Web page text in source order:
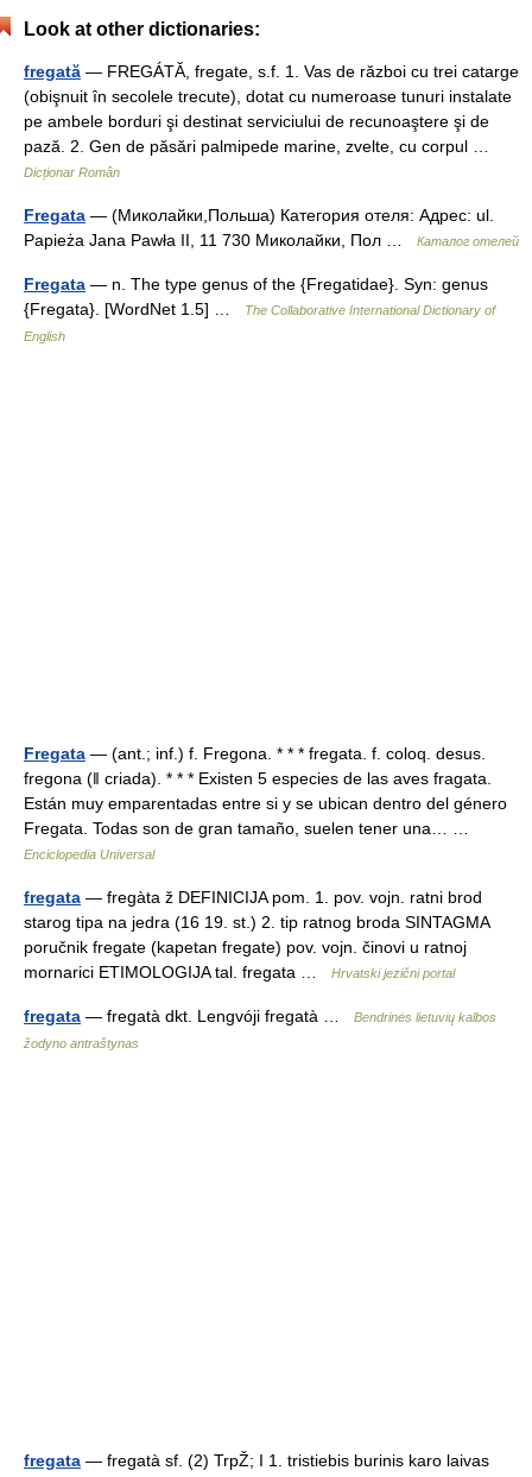
Look at other dictionaries:
fregată — FREGÁTĂ, fregate, s.f. 1. Vas de război cu trei catarge
(obişnuit în secolele trecute), dotat cu numeroase tunuri instalate
pe ambele borduri şi destinat serviciului de recunoaştere şi de
pază. 2. Gen de păsări palmipede marine, zvelte, cu corpul …
Dicționar Român
Fregata — (Миколайки,Польша) Категория отеля: Адрес: ul.
Papieża Jana Pawła II, 11 730 Миколайки, Пол …
Каталог отелей
Fregata — n. The type genus of the {Fregatidae}. Syn: genus
{Fregata}. [WordNet 1.5] …
The Collaborative International Dictionary of
English
Fregata — (ant.; inf.) f. Fregona. * * * fregata. f. coloq. desus.
fregona (ǁ criada). * * * Existen 5 especies de las aves fragata.
Están muy emparentadas entre si y se ubican dentro del género
Fregata. Todas son de gran tamaño, suelen tener una… …
Enciclopedia Universal
fregata — fregàta ž DEFINICIJA pom. 1. pov. vojn. ratni brod
starog tipa na jedra (16 19. st.) 2. tip ratnog broda SINTAGMA
poručnik fregate (kapetan fregate) pov. vojn. činovi u ratnoj
mornarici ETIMOLOGIJA tal. fregata …
Hrvatski jezični portal
fregata — fregatà dkt. Lengvóji fregatà …
Bendrinės lietuvių kalbos
žodyno antraštynas
fregata — fregatà sf. (2) TrpŽ; I 1. tristiebis burinis karo laivas